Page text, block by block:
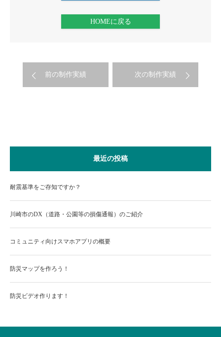
HOMEに戻る
前の制作実績 次の制作実績
最近の投稿
耐震基準をご存知ですか？
川崎市のDX（道路・公園等の損傷通報）のご紹介
コミュニティ向けスマホアプリの概要
防災マップを作ろう！
防災ビデオ作ります！